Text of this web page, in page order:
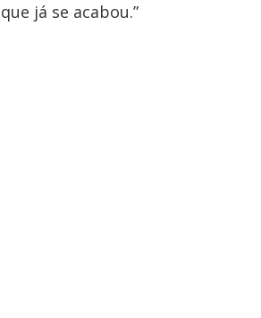
já se acabou.”